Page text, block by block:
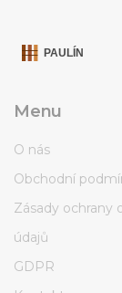
Menu
O nás
Obchodní
Zásady ochrany
údajů
GDPR